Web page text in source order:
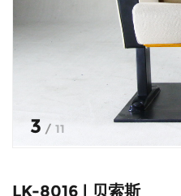
3 / 11
LK-8016 | 贝索斯